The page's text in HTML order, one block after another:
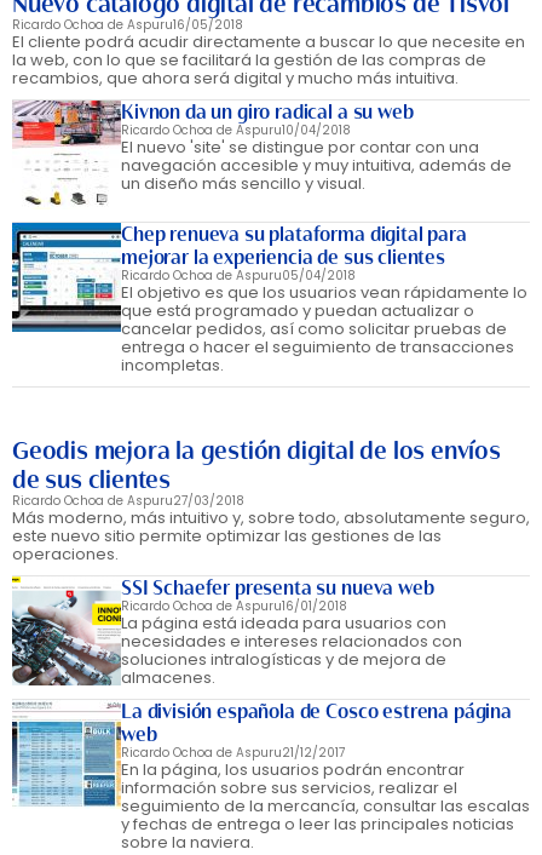
Ricardo Ochoa de Aspuru16/05/2018
El cliente podrá acudir directamente a buscar lo que necesite en
la web, con lo que se facilitará la gestión de las compras de
recambios, que ahora será digital y mucho más intuitiva.
Kivnon da un giro radical a su web
Ricardo Ochoa de Aspuru10/04/2018
El nuevo 'site' se distingue por contar con una
navegación accesible y muy intuitiva, además de
un diseño más sencillo y visual.
Chep renueva su plataforma digital para
mejorar la experiencia de sus clientes
Ricardo Ochoa de Aspuru05/04/2018
El objetivo es que los usuarios vean rápidamente lo
que está programado y puedan actualizar o
cancelar pedidos, así como solicitar pruebas de
entrega o hacer el seguimiento de transacciones
incompletas.
Geodis mejora la gestión digital de los envíos
de sus clientes
Ricardo Ochoa de Aspuru27/03/2018
Más moderno, más intuitivo y, sobre todo, absolutamente seguro,
este nuevo sitio permite optimizar las gestiones de las
operaciones.
SSI Schaefer presenta su nueva web
Ricardo Ochoa de Aspuru16/01/2018
La página está ideada para usuarios con
necesidades e intereses relacionados con
soluciones intralogísticas y de mejora de
almacenes.
La división española de Cosco estrena página
web
Ricardo Ochoa de Aspuru21/12/2017
En la página, los usuarios podrán encontrar
información sobre sus servicios, realizar el
seguimiento de la mercancía, consultar las escalas
y fechas de entrega o leer las principales noticias
sobre la naviera.